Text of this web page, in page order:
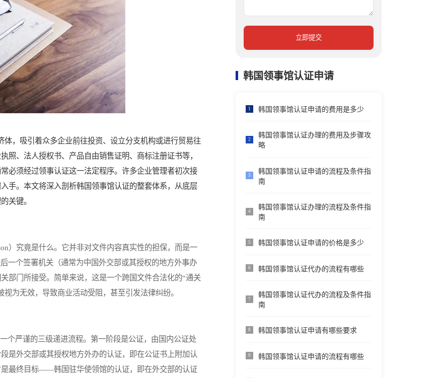
，吸引着众多企业前往投资、设立分支机构或进行贸易往
照、法人授权书、产品自由销售证明、商标注册证书等，
必须经过领事认证这一法定程序。许多企业管理者初次接
手。本文将深入剖析韩国领事馆认证的整套体系，从底层
关键。
究竟是什么。它并非对文件内容真实性的担保，而是一
一个签署机关（通常为中国外交部或其授权的地方外事办
部门所接受。简单来说，这是一个跨国文件合法化的“通关
为无效，导致商业活动受阻，甚至引发法律纠纷。
严谨的三级递进流程。第一阶段是公证，由国内公证处
是外交部或其授权地方外办的认证，即在公证书上附加认
最终目标——韩国驻华使领馆的认证，即在外交部的认证
立即提交
韩国领事馆认证申请
1 韩国领事馆认证申请的费用是多少
2
韩国领事馆认证办理的费用及步骤攻
略
3
韩国领事馆认证申请的流程及条件指
南
4
韩国领事馆认证办理的流程及条件指
南
5 韩国领事馆认证申请的价格是多少
6 韩国领事馆认证代办的流程有哪些
7
韩国领事馆认证代办的流程及条件指
南
8 韩国领事馆认证申请有哪些要求
9 韩国领事馆认证申请的流程有哪些